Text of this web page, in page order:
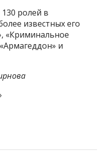
ролей в
известных его
«Криминальное
и